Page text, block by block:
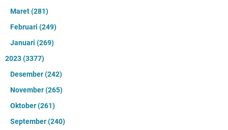
Maret(281)
Februari (249)
Januari (269)
2023(3377)
Desember(242)
November(265)
Oktober(261)
September(240)